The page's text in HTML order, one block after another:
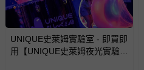
已出貨通知之訊息為主。
如您收到商品，請依正常流
情形，您可申請更換新品或退
若您對於會員帳號、商品訂
UNIQUE史萊姆實驗室 - 即買即
用【UNIQUE史萊姆夜光實驗室